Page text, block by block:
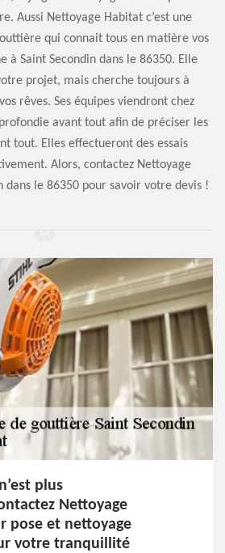
Aussi Nettoyage Habitat c’est une
qui connait tous en matière vos
à Saint Secondin dans le 86350. Elle
projet, mais cherche toujours à
rêves. Ses équipes viendront chez
avant tout afin de préciser les
tout. Elles effectueront des essais
Alors, contactez Nettoyage
dans le 86350 pour savoir votre devis !
plus
Nettoyage
pose et nettoyage
votre tranquillité